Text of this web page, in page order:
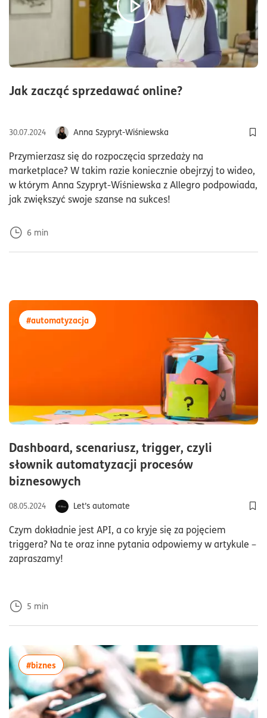
Jak zacząć sprzedawać online?czas
30.07.2024
Anna Szypryt-Wiśniewska
Przymierzasz się do rozpoczęcia sprzedaży na
marketplace? W takim razie koniecznie obejrzyj to wideo,
w którym Anna Szypryt-Wiśniewska z Allegro podpowiada,
jak zwiększyć swoje szanse na sukces!
6 min
Dashboard, scenariusz, trigger, czyli
słownik automatyzacji procesów
biznesowych
08.05.2024
Let’s automate
Czym dokładnie jest API, a co kryje się za pojęciem
triggera? Na te oraz inne pytania odpowiemy w artykule –
zapraszamy!
5 min
#automatyzacjawięcej artykułów z tagiem:#automatyzacja
#bizneswięcej artykułów z tagiem:#biznes